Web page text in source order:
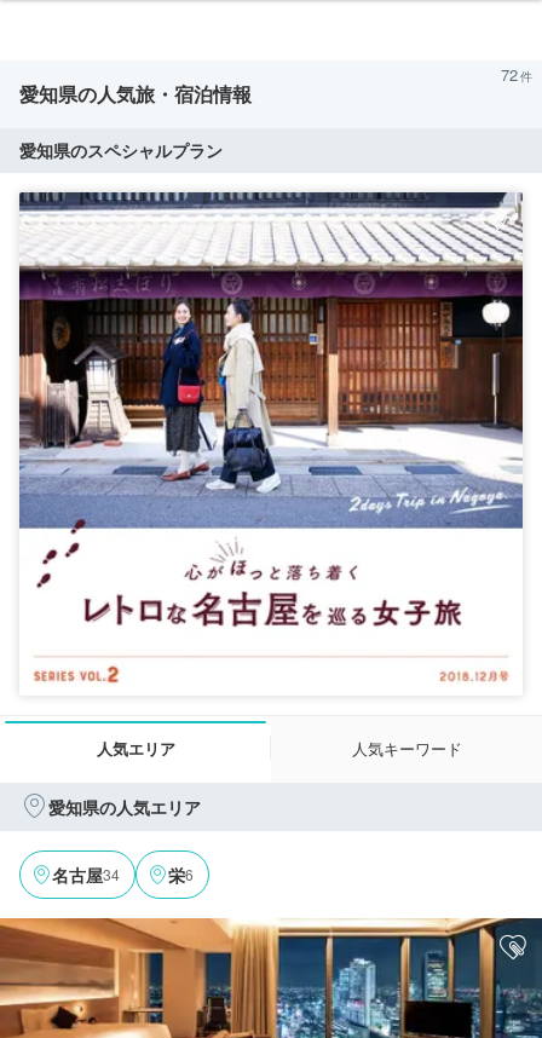
愛知県の人気旅・宿泊情報
72
愛知県のスペシャルプラン
人気エリア 人気キーワード
愛知県の人気エリア
名古屋34 栄6